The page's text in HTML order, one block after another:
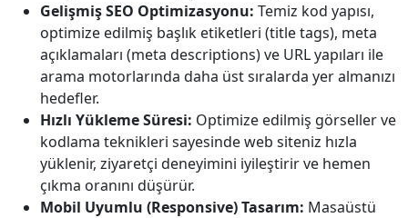
Gelişmiş SEO Optimizasyonu: Temiz kod yapısı,
optimize edilmiş başlık etiketleri (title tags), meta
açıklamaları (meta descriptions) ve URL yapıları ile
arama motorlarında daha üst sıralarda yer almanızı
hedefler.
Hızlı Yükleme Süresi: Optimize edilmiş görseller ve
kodlama teknikleri sayesinde web siteniz hızla
yüklenir, ziyaretçi deneyimini iyileştirir ve hemen
çıkma oranını düşürür.
Mobil Uyumlu (Responsive) Tasarım: Masaüstü